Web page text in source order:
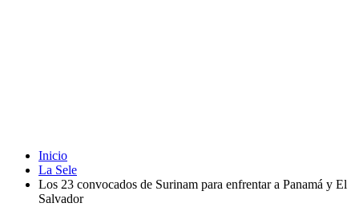
Inicio
La Sele
Los 23 convocados de Surinam para enfrentar a Panamá y El
Salvador